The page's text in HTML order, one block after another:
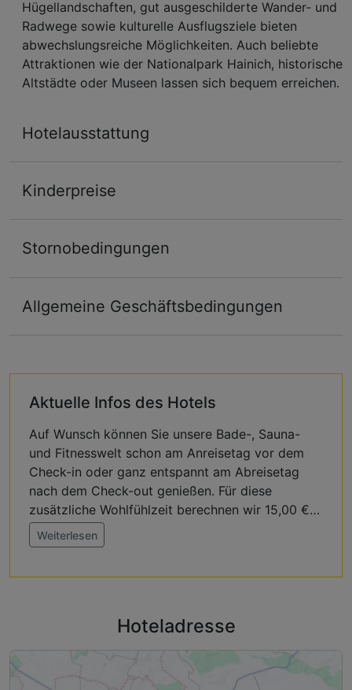
Hügellandschaften, gut ausgeschilderte Wander- und
Radwege sowie kulturelle Ausflugsziele bieten
abwechslungsreiche Möglichkeiten. Auch beliebte
Attraktionen wie der Nationalpark Hainich, historische
Altstädte oder Museen lassen sich bequem erreichen.
Hotelausstattung
Kinderpreise
Stornobedingungen
Allgemeine Geschäftsbedingungen
Aktuelle Infos des Hotels
Auf Wunsch können Sie unsere Bade-, Sauna-
und Fitnesswelt schon am Anreisetag vor dem
Check-in oder ganz entspannt am Abreisetag
nach dem Check-out genießen. Für diese
zusätzliche Wohlfühlzeit berechnen wir 15,00 €
pro Person und Zeitraum (Kinder bis 18 Jahre
kostenfrei).
Wünschen Sie eine tägliche Reinigung, können
Jeden Dienstag findet von 13.30-17.30 Uhr die
Weiterlesen
Hoteladresse